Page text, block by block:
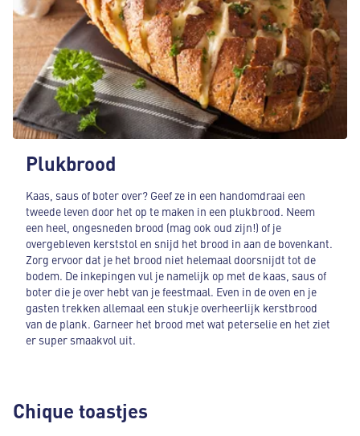
Plukbrood
Kaas, saus of boter over? Geef ze in een handomdraai een
tweede leven door het op te maken in een plukbrood. Neem
een heel, ongesneden brood (mag ook oud zijn!) of je
overgebleven kerststol en snijd het brood in aan de bovenkant.
Zorg ervoor dat je het brood niet helemaal doorsnijdt tot de
bodem. De inkepingen vul je namelijk op met de kaas, saus of
boter die je over hebt van je feestmaal. Even in de oven en je
gasten trekken allemaal een stukje overheerlijk kerstbrood
van de plank. Garneer het brood met wat peterselie en het ziet
er super smaakvol uit.
Chique toastjes